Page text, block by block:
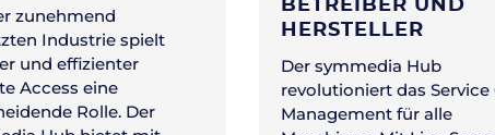
zunehmend
Industrie spielt
und effizienter
Access eine
Rolle. Der
BETREIBER UND
HERSTELLER
Der symmedia Hub
revolutioniert das Service
Management für alle